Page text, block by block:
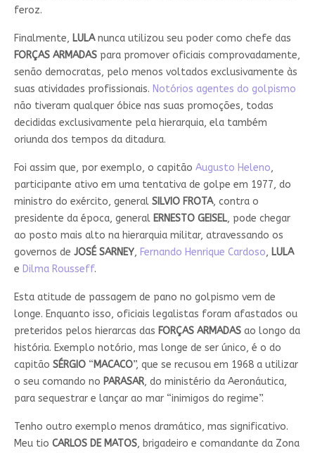
feroz.
Finalmente, LULAnunca utilizou seu poder como chefe das
FORÇAS ARMADASpara promover oficiais comprovadamente,
senão democratas, pelo menos voltados exclusivamente às
suas atividades profissionais. Notórios agentes do golpismo
não tiveram qualquer óbice nas suas promoções, todas
decididas exclusivamente pela hierarquia, ela também
oriunda dos tempos da ditadura.
Foi assim que, por exemplo, o capitão Augusto Heleno,
participante ativo em uma tentativa de golpe em 1977, do
ministro do exército, general SILVIO FROTA, contra o
presidente da época, general ERNESTO GEISEL, pode chegar
ao posto mais alto na hierarquia militar, atravessando os
governos de JOSÉ SARNEY, Fernando Henrique Cardoso, LULA
e Dilma Rousseff.
Esta atitude de passagem de pano no golpismo vem de
longe. Enquanto isso, oficiais legalistas foram afastados ou
preteridos pelos hierarcas das FORÇAS ARMADASao longo da
história. Exemplo notório, mas longe de ser único, é o do
capitão SÉRGIO“MACACO”, que se recusou em 1968 a utilizar
o seu comando no PARASAR, do ministério da Aeronáutica,
para sequestrar e lançar ao mar “inimigos do regime”.
Tenho outro exemplo menos dramático, mas significativo.
Meu tio CARLOS DE MATOS, brigadeiro e comandante da Zona